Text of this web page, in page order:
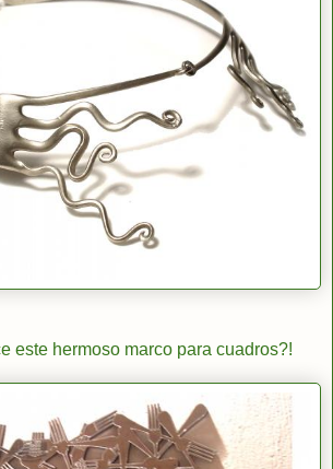
este hermoso marco para cuadros?!